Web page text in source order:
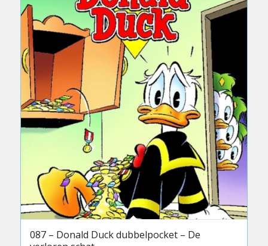
087 – Donald Duck dubbelpocket – De